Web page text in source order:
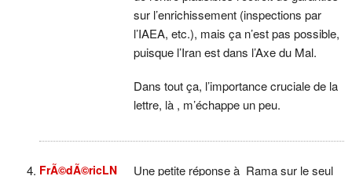
sur l’enrichissement (inspections par
l’IAEA, etc.), mais ça n’est pas possible,
puisque l’Iran est dans l’Axe du Mal.
Dans tout ça, l’importance cruciale de la
lettre, là , m’échappe un peu.
FrÃ©dÃ©ricLN
Une petite réponse à Rama sur le seul